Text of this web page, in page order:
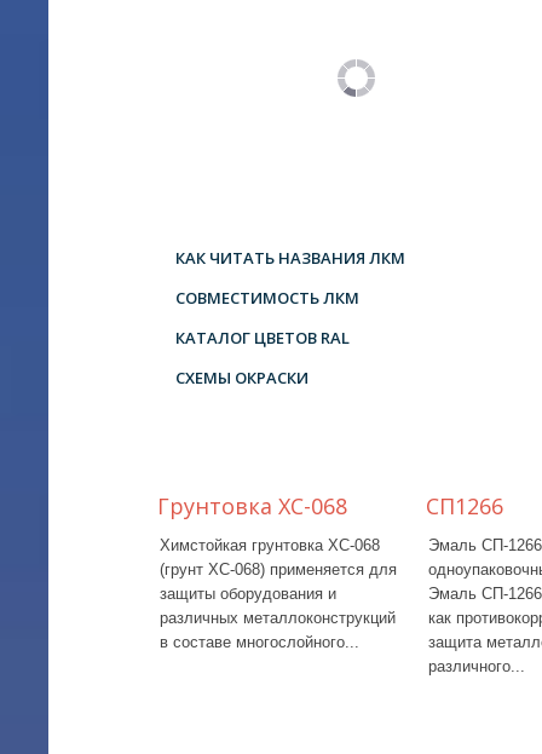
КАК ЧИТАТЬ НАЗВАНИЯ ЛКМ
СОВМЕСТИМОСТЬ ЛКМ
КАТАЛОГ ЦВЕТОВ RAL
СХЕМЫ ОКРАСКИ
Грунтовка ХС-068
Химстойкая грунтовка ХС-068
(грунт ХС-068) применяется для
защиты оборудования и
различных металлоконструкций
в составе многослойного...
СП1266
Эмаль СП-
Эмаль СП-
как
защита
различного...